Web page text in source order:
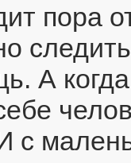
пора
А
с